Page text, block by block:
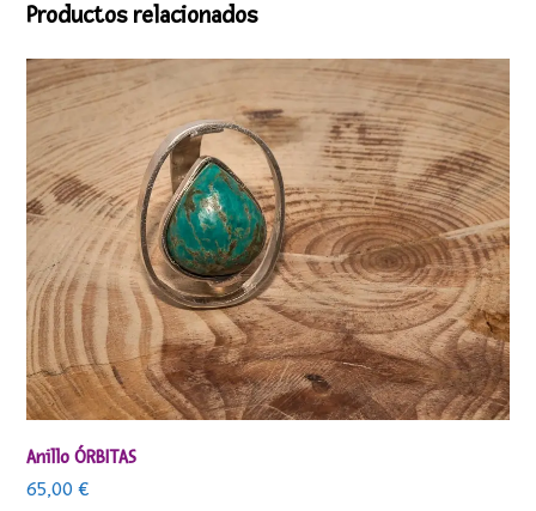
Productos relacionados
Anillo ÓRBITAS
65,00€